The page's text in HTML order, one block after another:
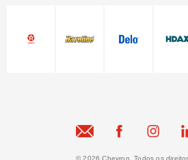
© 2026 Chevron. Todos os